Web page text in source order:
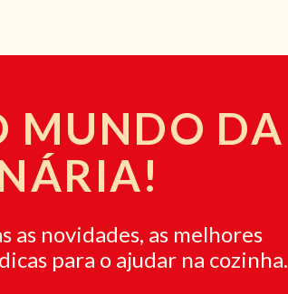
MUNDO DA
novidades, as melhores
para o ajudar na cozinha.